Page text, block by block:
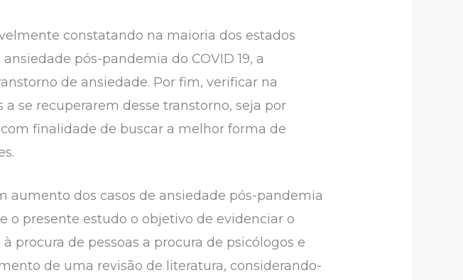
constatando na maioria dos estados
pós-pandemia do COVID 19, a
de ansiedade. Por fim, verificar na
se recuperarem desse transtorno, seja por
finalidade de buscar a melhor forma de
aumento dos casos de ansiedade pós-pandemia
o presente estudo o objetivo de evidenciar o
procura de pessoas a procura de psicólogos e
de uma revisão de literatura, considerando-